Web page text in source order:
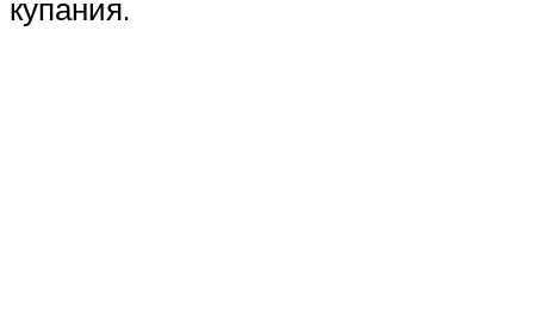
купания.